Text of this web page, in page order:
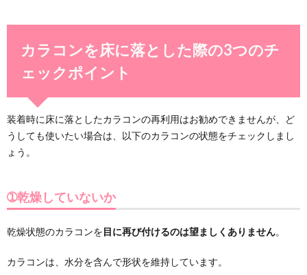
カラコンを床に落とした際の3つのチ
ェックポイント
装着時に床に落としたカラコンの再利用はお勧めできませんが、ど
うしても使いたい場合は、以下のカラコンの状態をチェックしまし
ょう。
➀乾燥していないか
乾燥状態のカラコンを目に再び付けるのは望ましくありません。
カラコンは、水分を含んで形状を維持しています。